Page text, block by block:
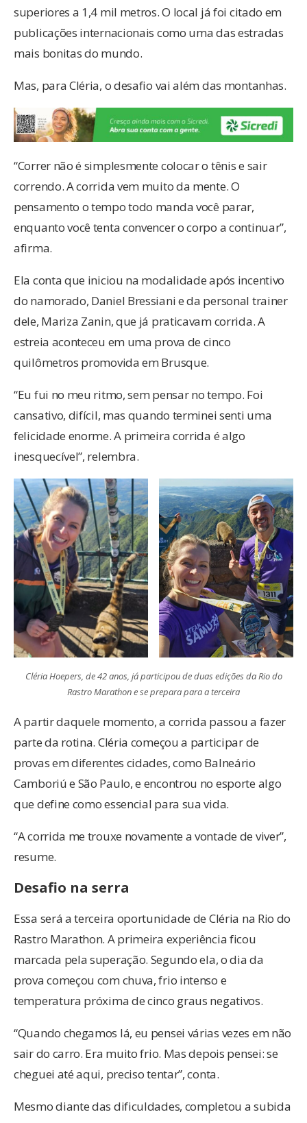
superiores a 1,4 mil metros. O local já foi citado em
publicações internacionais como uma das estradas
mais bonitas do mundo.
Mas, para Cléria, o desafio vai além das montanhas.
“Correr não é simplesmente colocar o tênis e sair
correndo. A corrida vem muito da mente. O
pensamento o tempo todo manda você parar,
enquanto você tenta convencer o corpo a continuar”,
afirma.
Ela conta que iniciou na modalidade após incentivo
do namorado, Daniel Bressiani e da personal trainer
dele, Mariza Zanin, que já praticavam corrida. A
estreia aconteceu em uma prova de cinco
quilômetros promovida em Brusque.
“Eu fui no meu ritmo, sem pensar no tempo. Foi
cansativo, difícil, mas quando terminei senti uma
felicidade enorme. A primeira corrida é algo
inesquecível”, relembra.
Cléria Hoepers, de 42 anos, já participou de duas edições da Rio do
Rastro Marathon e se prepara para a terceira
A partir daquele momento, a corrida passou a fazer
parte da rotina. Cléria começou a participar de
provas em diferentes cidades, como Balneário
Camboriú e São Paulo, e encontrou no esporte algo
que define como essencial para sua vida.
“A corrida me trouxe novamente a vontade de viver”,
resume.
Desafio na serra
Essa será a terceira oportunidade de Cléria na Rio do
Rastro Marathon. A primeira experiência ficou
marcada pela superação. Segundo ela, o dia da
prova começou com chuva, frio intenso e
temperatura próxima de cinco graus negativos.
“Quando chegamos lá, eu pensei várias vezes em não
sair do carro. Era muito frio. Mas depois pensei: se
cheguei até aqui, preciso tentar”, conta.
Mesmo diante das dificuldades, completou a subida